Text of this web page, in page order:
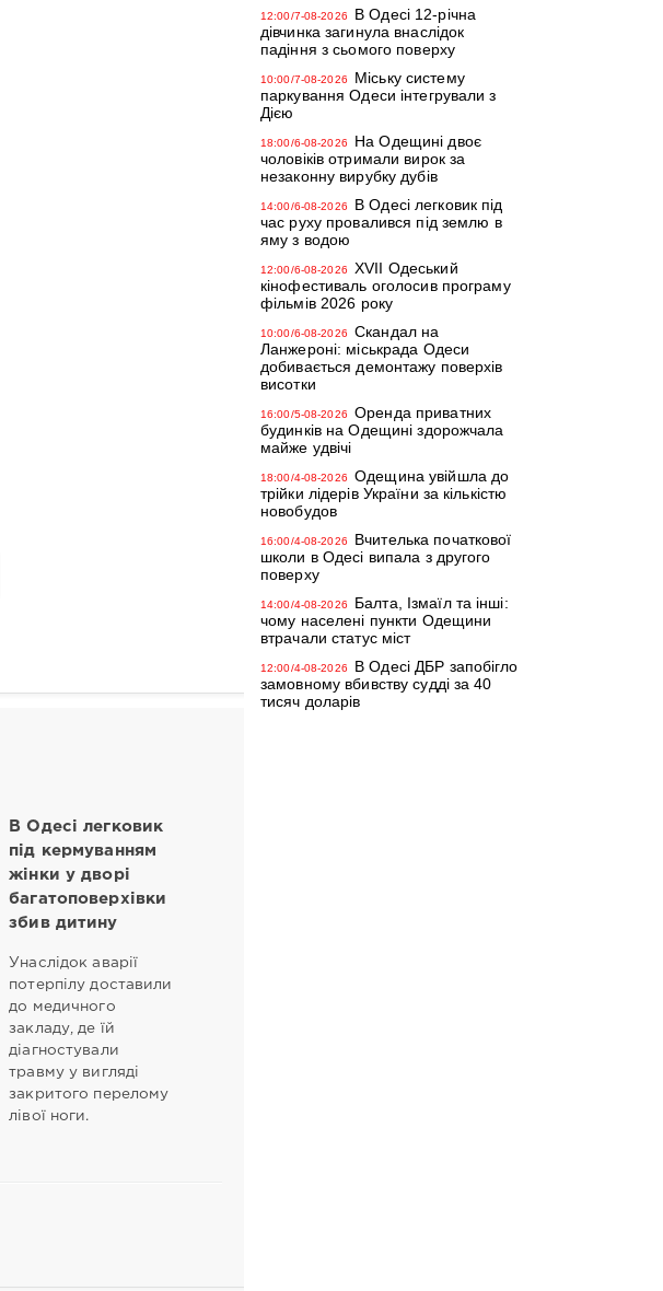
В Одесі легковик
під кермуванням
жінки у дворі
багатоповерхівки
збив дитину
Унаслідок аварії
потерпілу доставили
до медичного
закладу, де їй
діагностували
травму у вигляді
закритого перелому
лівої ноги.
12:00/7-08-2026
В Одесі 12-річна
дівчинка загинула внаслідок
падіння з сьомого поверху
10:00/7-08-2026
Міську систему
паркування Одеси інтегрували з
Дією
18:00/6-08-2026
На Одещині двоє
чоловіків отримали вирок за
незаконну вирубку дубів
14:00/6-08-2026
В Одесі легковик під
час руху провалився під землю в
яму з водою
12:00/6-08-2026
XVII Одеський
кінофестиваль оголосив програму
фільмів 2026 року
10:00/6-08-2026
Скандал на
Ланжероні: міськрада Одеси
добивається демонтажу поверхів
висотки
16:00/5-08-2026
Оренда приватних
будинків на Одещині здорожчала
майже удвічі
18:00/4-08-2026
Одещина увійшла до
трійки лідерів України за кількістю
новобудов
16:00/4-08-2026
Вчителька початкової
школи в Одесі випала з другого
поверху
14:00/4-08-2026
Балта, Ізмаїл та інші:
чому населені пункти Одещини
втрачали статус міст
12:00/4-08-2026
В Одесі ДБР запобігло
замовному вбивству судді за 40
тисяч доларів